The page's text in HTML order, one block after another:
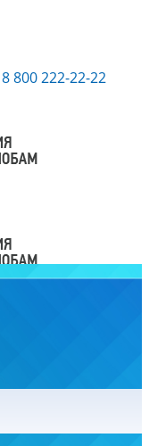
800 222-22-22